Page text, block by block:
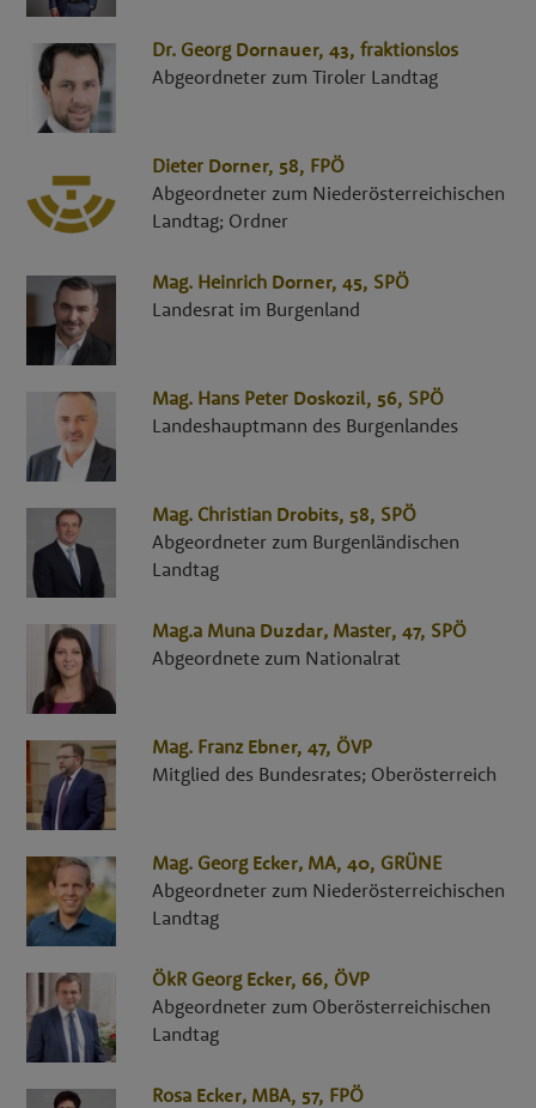
Dr. Georg Dornauer, 43, fraktionslos
Abgeordneter zum Tiroler Landtag
Dieter Dorner, 58, FPÖ
Abgeordneter zum Niederösterreichischen
Landtag; Ordner
Mag. Heinrich Dorner, 45, SPÖ
Landesrat im Burgenland
Mag. Hans Peter Doskozil, 56, SPÖ
Landeshauptmann des Burgenlandes
Mag. Christian Drobits, 58, SPÖ
Abgeordneter zum Burgenländischen
Landtag
Mag.a Muna Duzdar, Master, 47, SPÖ
Abgeordnete zum Nationalrat
Mag. Franz Ebner, 47, ÖVP
Mitglied des Bundesrates; Oberösterreich
Mag. Georg Ecker, MA, 40, GRÜNE
Abgeordneter zum Niederösterreichischen
Landtag
ÖkR Georg Ecker, 66, ÖVP
Abgeordneter zum Oberösterreichischen
Landtag
Rosa Ecker, MBA, 57, FPÖ